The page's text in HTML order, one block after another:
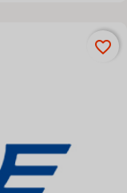
favorite_border